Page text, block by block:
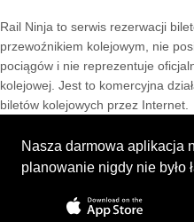
Rail Ninja to serwis rezerwacji
przewoźnikiem kolejowym, nie
pociągów i nie reprezentuje
kolejowej. Jest to komercyjna
biletów kolejowych przez Internet.
Nasza darmowa aplikacja
planowanie nigdy nie było